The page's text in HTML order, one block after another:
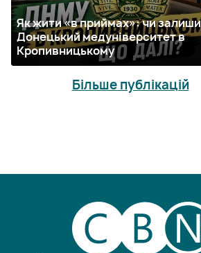
Як жити «в приймах»: чи
Донецький медуніверситет в
Кропивницькому
Більше публікацій